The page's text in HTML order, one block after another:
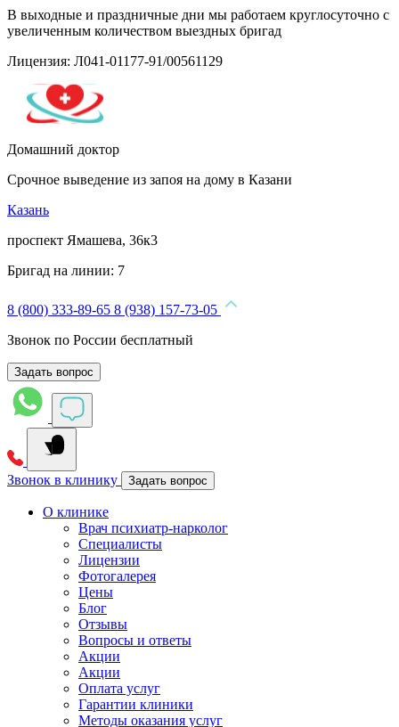
В выходные и праздничные дни мы работаем круглосуточно с
увеличенным количеством выездных бригад
Лицензия: Л041-01177-91/00561129
Домашний доктор
Срочное выведение из запоя на дому в Казани
Казань
проспект Ямашева, 36к3
Бригад на линии: 7
8 (800) 333-89-65 8 (938) 157-73-05
Звонок по России бесплатный
Задать вопрос
Звонок в клинику Задать вопрос
О клинике
Врач психиатр-нарколог
Специалисты
Лицензии
Фотогалерея
Цены
Блог
Отзывы
Вопросы и ответы
Акции
Акции
Оплата услуг
Гарантии клиники
Методы оказания услуг